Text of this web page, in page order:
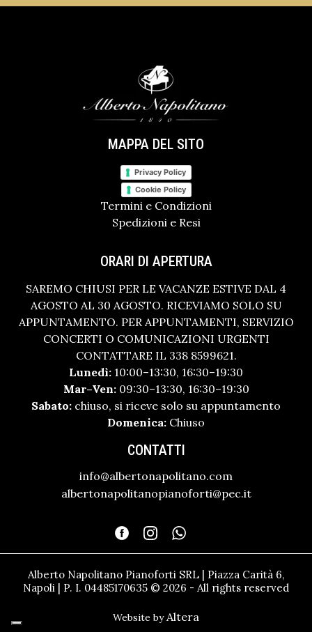
MAPPA DEL SITO
Privacy Policy
Cookie Policy
Termini e Condizioni
Spedizioni e Resi
ORARI DI APERTURA
SAREMO CHIUSI PER LE VACANZE ESTIVE DAL 4
AGOSTO AL 30 AGOSTO. RICEVIAMO SOLO SU
APPUNTAMENTO. PER APPUNTAMENTI, SERVIZIO
CONCERTI O COMUNICAZIONI URGENTI
CONTATTARE IL 338 8599621.
Lunedì: 10:00–13:30, 16:30–19:30
Mar–Ven:09:30–13:30, 16:30–19:30
Sabato: chiuso, si riceve solo su appuntamento
Domenica: Chiuso
CONTATTI
info@albertonapolitano.com
albertonapolitanopianoforti@pec.it
Alberto Napolitano Pianoforti SRL | Piazza Carità 6,
Napoli | P. I. 04485170635 © 2026 - All rights reserved
Website by Altera